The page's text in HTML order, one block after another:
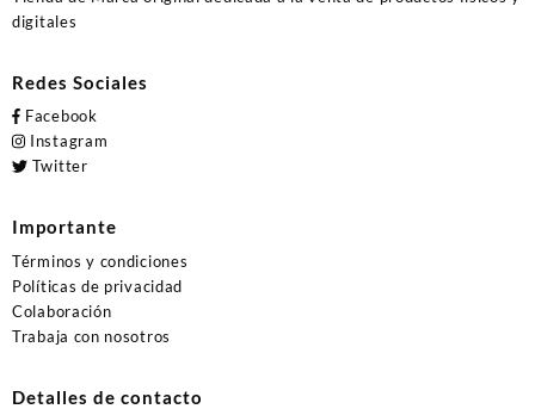
digitales
Redes Sociales
Facebook
Instagram
Twitter
Importante
Términos y condiciones
Políticas de privacidad
Colaboración
Trabaja con nosotros
Detalles de contacto